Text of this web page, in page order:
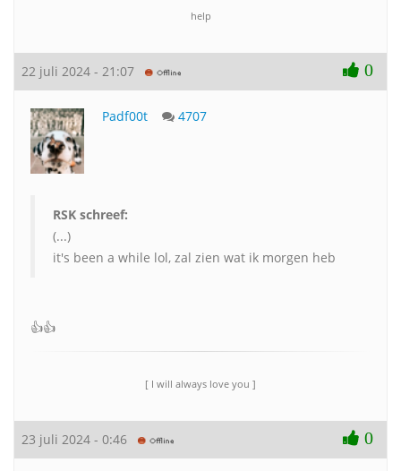
help
22 juli 2024 - 21:07 0
Padf00t 4707
RSK schreef:
(...)
it's been a while lol, zal zien wat ik morgen heb
👍👍
[ I will always love you ]
23 juli 2024 - 0:46 0